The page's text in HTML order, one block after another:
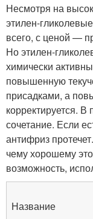
Несмотря на
этилен-
всего, с ценой —
Но этилен-
химически
повышенную
присадками, а
корректируется.
сочетание. Если
антифриз
чему хорошему
возможность,
Название